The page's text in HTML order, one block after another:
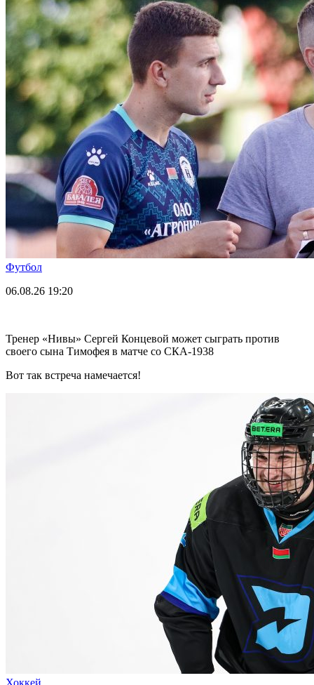
Футбол
06.08.26 19:20
Тренер «Нивы» Сергей Концевой может сыграть против
своего сына Тимофея в матче со СКА-1938
Вот так встреча намечается!
Хоккей